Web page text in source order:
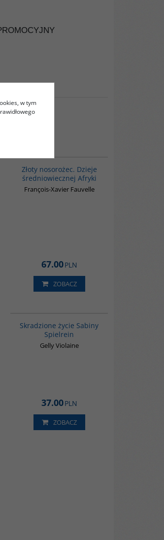
Złoty nosorożec. Dzieje
średniowiecznej Afryki
François-Xavier Fauvelle
67.00PLN
ZOBACZ
Skradzione życie Sabiny
Spielrein
Gelly Violaine
37.00PLN
ZOBACZ
w tym